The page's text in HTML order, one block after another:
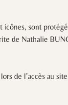
sont
de Nathalie
de l’accès au